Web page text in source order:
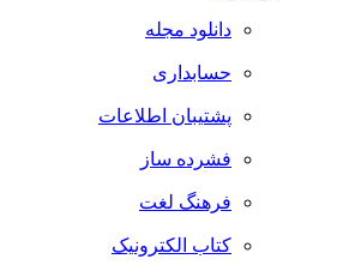
دانلود مجله
حسابداری
پشتیبان اطلاعات
فشرده ساز
فرهنگ لغت
کتاب الکترونیک